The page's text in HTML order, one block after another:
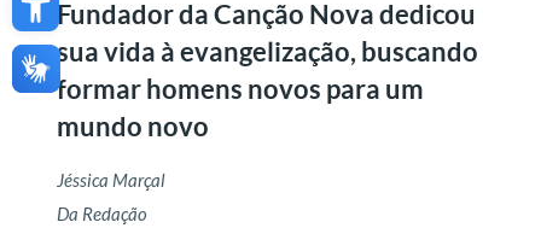
Fundador da Canção Nova dedicou
sua vida à evangelização, buscando
formar homens novos para um
mundo novo
Jéssica Marçal
Da Redação